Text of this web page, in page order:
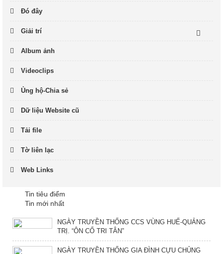
Đó đây
Giải trí
Album ảnh
Videoclips
Ủng hộ-Chia sẻ
Dữ liệu Website cũ
Tải file
Tờ liên lạc
Web Links
Tin tiêu điểm
Tin mới nhất
NGÀY TRUYỀN THỐNG CCS VÙNG HUẾ-QUẢNG
TRỊ. “ÔN CỐ TRI TÂN”
NGÀY TRUYỀN THỐNG GIA ĐÌNH CỰU CHỦNG